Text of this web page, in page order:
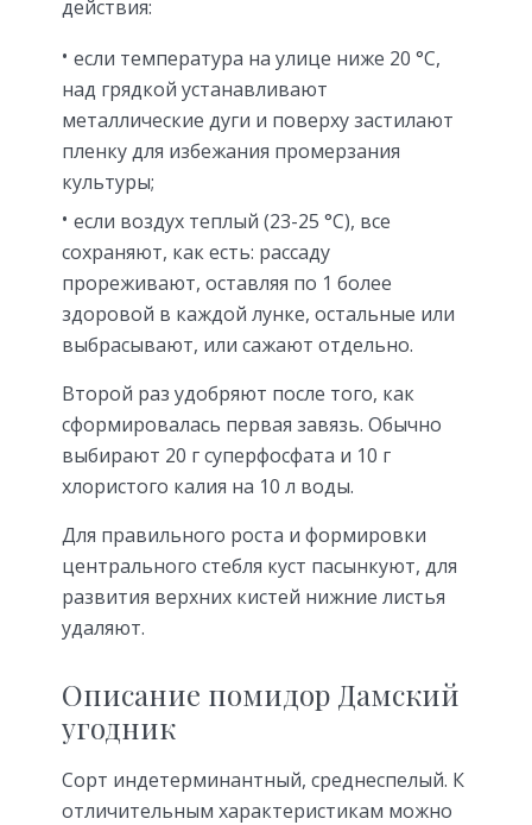
действия:
если температура на улице ниже 20 °С,
над грядкой устанавливают
металлические дуги и поверху застилают
пленку для избежания промерзания
культуры;
если воздух теплый (23-25 °С), все
сохраняют, как есть: рассаду
прореживают, оставляя по 1 более
здоровой в каждой лунке, остальные или
выбрасывают, или сажают отдельно.
Второй раз удобряют после того, как
сформировалась первая завязь. Обычно
выбирают 20 г суперфосфата и 10 г
хлористого калия на 10 л воды.
Для правильного роста и формировки
центрального стебля куст пасынкуют, для
развития верхних кистей нижние листья
удаляют.
Описание помидор Дамский
угодник
Сорт индетерминантный, среднеспелый. К
отличительным характеристикам можно